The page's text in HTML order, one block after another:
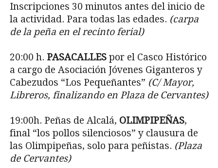
Inscripciones 30 minutos antes del inicio de
la actividad. Para todas las edades. (carpa
de la peña en el recinto ferial)
20:00 h. PASACALLES por el Casco Histórico
a cargo de Asociación Jóvenes Giganteros y
Cabezudos “Los Pequeñantes” (C/ Mayor,
Libreros, finalizando en Plaza de Cervantes)
19:00h. Peñas de Alcalá, OLIMPIPEÑAS,
final “los pollos silenciosos” y clausura de
las Olimpipeñas, solo para peñistas. (Plaza
de Cervantes)